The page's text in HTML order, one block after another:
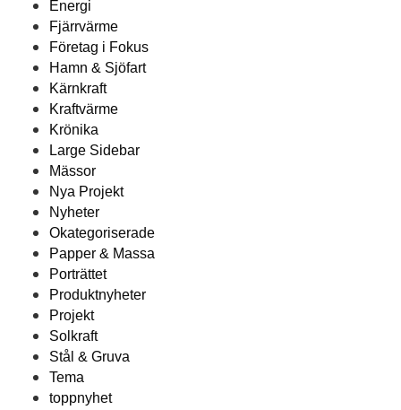
Energi
Fjärrvärme
Företag i Fokus
Hamn & Sjöfart
Kärnkraft
Kraftvärme
Krönika
Large Sidebar
Mässor
Nya Projekt
Nyheter
Okategoriserade
Papper & Massa
Porträttet
Produktnyheter
Projekt
Solkraft
Stål & Gruva
Tema
toppnyhet